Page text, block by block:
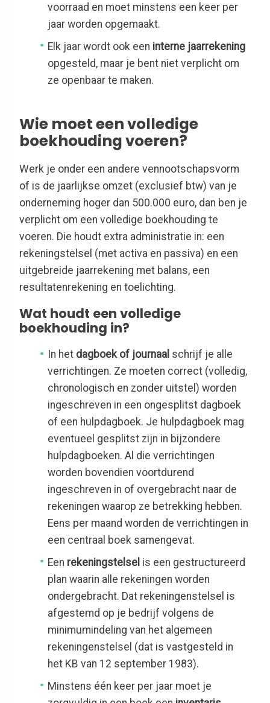
voorraad en moet minstens een keer per
jaar worden opgemaakt.
Elk jaar wordt ook een interne jaarrekening
opgesteld, maar je bent niet verplicht om
ze openbaar te maken.
Wie moet een volledige
boekhouding voeren?
Werk je onder een andere vennootschapsvorm
of is de jaarlijkse omzet (exclusief btw) van je
onderneming hoger dan 500.000 euro, dan ben je
verplicht om een volledige boekhouding te
voeren. Die houdt extra administratie in: een
rekeningstelsel (met activa en passiva) en een
uitgebreide jaarrekening met balans, een
resultatenrekening en toelichting.
Wat houdt een volledige
boekhouding in?
In het dagboek of journaal schrijf je alle
verrichtingen. Ze moeten correct (volledig,
chronologisch en zonder uitstel) worden
ingeschreven in een ongesplitst dagboek
of een hulpdagboek. Je hulpdagboek mag
eventueel gesplitst zijn in bijzondere
hulpdagboeken. Al die verrichtingen
worden bovendien voortdurend
ingeschreven in of overgebracht naar de
rekeningen waarop ze betrekking hebben.
Eens per maand worden de verrichtingen in
een centraal boek samengevat.
Een rekeningstelsel is een gestructureerd
plan waarin alle rekeningen worden
ondergebracht. Dat rekeningenstelsel is
afgestemd op je bedrijf volgens de
minimumindeling van het algemeen
rekeningenstelsel (dat is vastgesteld in
het KB van 12 september 1983).
Minstens één keer per jaar moet je